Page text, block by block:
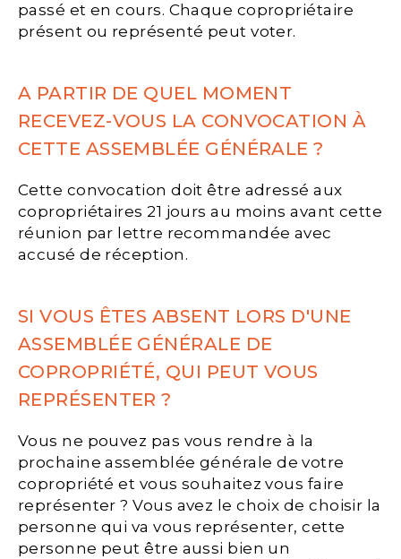
passé et en cours. Chaque copropriétaire
présent ou représenté peut voter.
A PARTIR DE QUEL MOMENT
RECEVEZ-VOUS LA CONVOCATION À
CETTE ASSEMBLÉE GÉNÉRALE ?
Cette convocation doit être adressé aux
copropriétaires 21 jours au moins avant cette
réunion par lettre recommandée avec
accusé de réception.
SI VOUS ÊTES ABSENT LORS D'UNE
ASSEMBLÉE GÉNÉRALE DE
COPROPRIÉTÉ, QUI PEUT VOUS
REPRÉSENTER ?
Vous ne pouvez pas vous rendre à la
prochaine assemblée générale de votre
copropriété et vous souhaitez vous faire
représenter ? Vous avez le choix de choisir la
personne qui va vous représenter, cette
personne peut être aussi bien un